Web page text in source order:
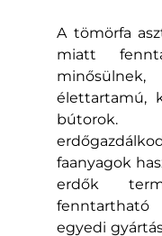
A tömörfa
miatt
élettartamú,
faanyagok
erdők
egyedi